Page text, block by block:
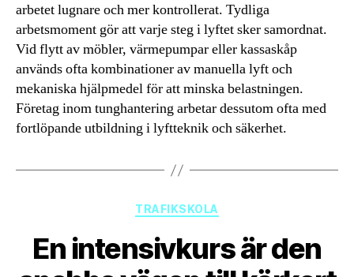
arbetet lugnare och mer kontrollerat. Tydliga
arbetsmoment gör att varje steg i lyftet sker samordnat.
Vid flytt av möbler, värmepumpar eller kassaskåp
används ofta kombinationer av manuella lyft och
mekaniska hjälpmedel för att minska belastningen.
Företag inom tunghantering arbetar dessutom ofta med
fortlöpande utbildning i lyftteknik och säkerhet.
Kategorier
TRAFIKSKOLA
En intensivkurs är den